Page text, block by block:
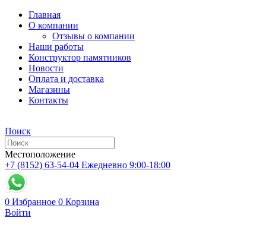
Главная
О компании
Отзывы о компании
Наши работы
Конструктор памятников
Новости
Оплата и доставка
Магазины
Контакты
Поиск
Местоположение
+7 (8152) 63-54-04 Ежедневно 9:00-18:00
0 Избранное 0 Корзина
Войти